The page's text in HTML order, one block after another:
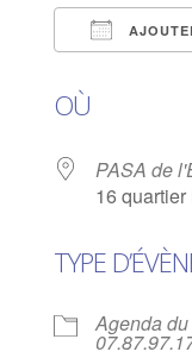
OÙ
PASA de
16
TYPE
Agenda